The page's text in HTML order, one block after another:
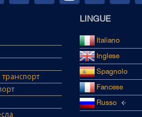
LINGUE
Italiano
Inglese
Spagnolo
Fancese
Russo